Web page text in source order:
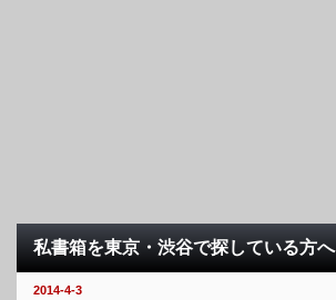
私書箱を東京・渋谷で探している方へ
2014-4-3